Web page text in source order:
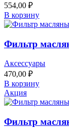
554,00 ₽
В корзину
Фильтр
Аксессуары
470,00 ₽
В корзину
Акция
Фильтр